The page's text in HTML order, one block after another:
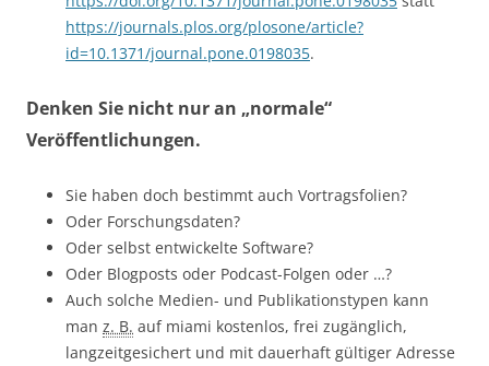
https://journals.plos.org/plosone/article?
id=10.1371/journal.pone.0198035.
Denken Sie nicht nur an „normale“
Veröffentlichungen.
Sie haben doch bestimmt auch Vortragsfolien?
Oder Forschungsdaten?
Oder selbst entwickelte Software?
Oder Blogposts oder Podcast-Folgen oder …?
Auch solche Medien- und Publikationstypen kann
man z. B. auf miami kostenlos, frei zugänglich,
langzeitgesichert und mit dauerhaft gültiger Adresse